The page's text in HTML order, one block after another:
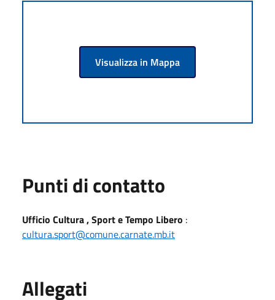
Visualizza in Mappa
Punti di contatto
Ufficio Cultura , Sport e Tempo Libero :
cultura.sport@comune.carnate.mb.it
Allegati